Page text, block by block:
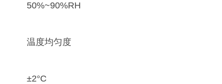
50%~90%RH
温度均匀度
±2°C